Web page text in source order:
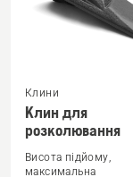
Переглянути
більше
деталей
про
Клин
Клини
Клин для
розколювання
Висота підйому,
максимальна